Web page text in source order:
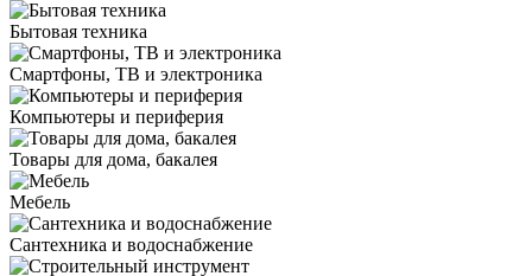
Бытовая техника
Смартфоны, ТВ и электроника
Компьютеры и периферия
Товары для дома, бакалея
Мебель
Сантехника и водоснабжение